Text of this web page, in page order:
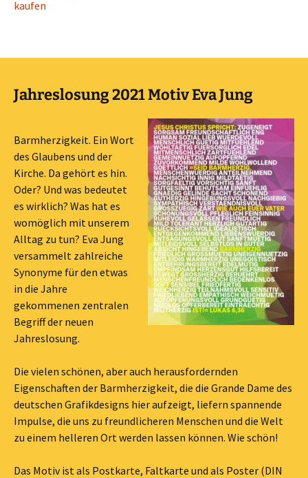
kaufen
Jahreslosung 2021 Motiv Eva Jung
Barmherzigkeit. Ein Wort
des Glaubens und der
Kirche. Da gehört es hin.
Oder? Und was bedeutet
es wirklich? Was hat es
womöglich mit unserem
Alltag zu tun? Eva Jung
versammelt zahlreiche
Synonyme für den etwas
in die Jahre
gekommenen zentralen
Begriff der neuen
Jahreslosung.
Die vielen schönen, aber auch herausfordernden
Eigenschaften der Barmherzigkeit, die die Grande Dame des
deutschen Grafikdesigns hier aufzeigt, liefern spannende
Impulse, die uns zu freundlicheren Menschen und die Welt
zu einem helleren Ort werden lassen können. Wie schön!
Das Motiv ist als Postkarte, Faltkarte und als Poster (DIN